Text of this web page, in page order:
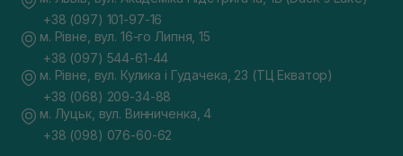
+38 (097) 101-97-16
м. Рівне, вул. 16-го Липня, 15
+38 (097) 544-61-44
м. Рівне, вул. Кулика і Гудачека, 23 (ТЦ Екватор)
+38 (068) 209-34-88
м. Луцьк, вул. Винниченка, 4
+38 (098) 076-60-62